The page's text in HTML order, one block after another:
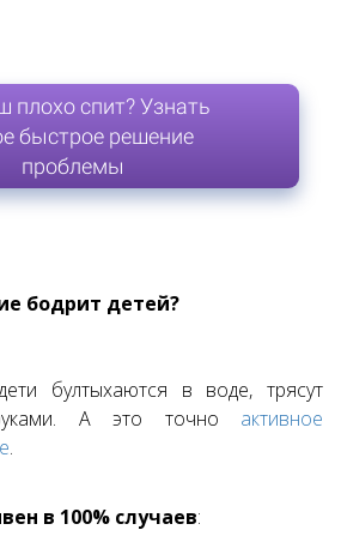
спит? Узнать
быстрое решение
проблемы
бодрит детей?
бултыхаются в воде, трясут
А это точно активное
.
в 100% случаев: